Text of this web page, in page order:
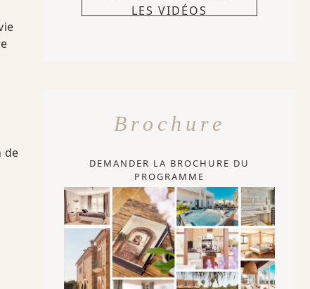
de
LES VIDÉOS
Brochure
DEMANDER LA BROCHURE DU
PROGRAMME